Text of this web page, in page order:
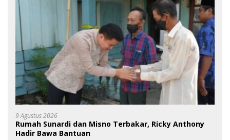
9 Agustus 2026
Rumah Sunardi dan Misno Terbakar, Ricky Anthony
Hadir Bawa Bantuan